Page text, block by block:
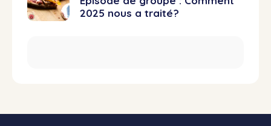
2025 nous a traité?